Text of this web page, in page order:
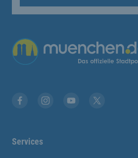
Übergreifende Links
Services